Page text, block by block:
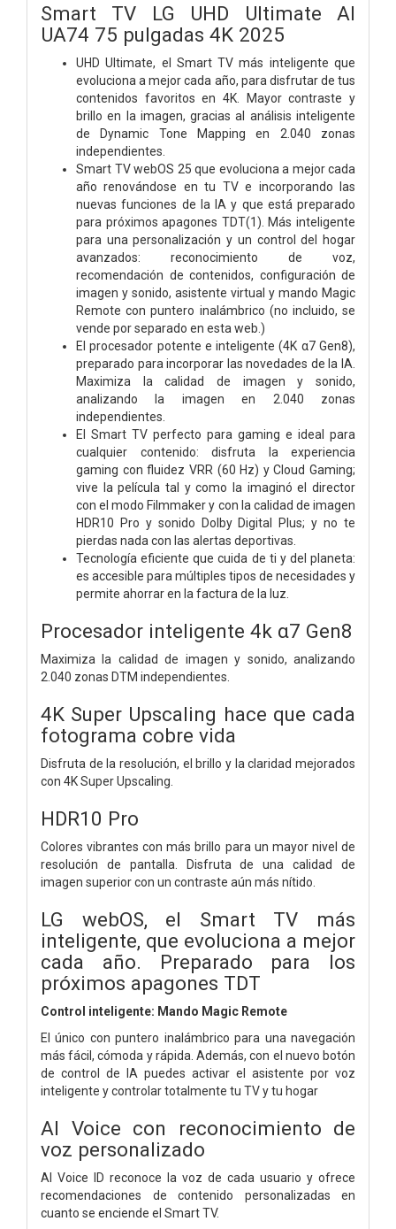
Smart TV LG UHD Ultimate AI
UA74 75 pulgadas 4K 2025
UHD Ultimate, el Smart TV más inteligente que
evoluciona a mejor cada año, para disfrutar de tus
contenidos favoritos en 4K. Mayor contraste y
brillo en la imagen, gracias al análisis inteligente
de Dynamic Tone Mapping en 2.040 zonas
independientes.
Smart TV webOS 25 que evoluciona a mejor cada
año renovándose en tu TV e incorporando las
nuevas funciones de la IA y que está preparado
para próximos apagones TDT(1). Más inteligente
para una personalización y un control del hogar
avanzados: reconocimiento de voz,
recomendación de contenidos, configuración de
imagen y sonido, asistente virtual y mando Magic
Remote con puntero inalámbrico (no incluido, se
vende por separado en esta web.)
El procesador potente e inteligente (4K α7 Gen8),
preparado para incorporar las novedades de la IA.
Maximiza la calidad de imagen y sonido,
analizando la imagen en 2.040 zonas
independientes.
El Smart TV perfecto para gaming e ideal para
cualquier contenido: disfruta la experiencia
gaming con fluidez VRR (60 Hz) y Cloud Gaming;
vive la película tal y como la imaginó el director
con el modo Filmmaker y con la calidad de imagen
HDR10 Pro y sonido Dolby Digital Plus; y no te
pierdas nada con las alertas deportivas.
Tecnología eficiente que cuida de ti y del planeta:
es accesible para múltiples tipos de necesidades y
permite ahorrar en la factura de la luz.
Procesador inteligente 4k α7 Gen8
Maximiza la calidad de imagen y sonido, analizando
2.040 zonas DTM independientes.
4K Super Upscaling hace que cada
fotograma cobre vida
Disfruta de la resolución, el brillo y la claridad mejorados
con 4K Super Upscaling.
HDR10 Pro
Colores vibrantes con más brillo para un mayor nivel de
resolución de pantalla. Disfruta de una calidad de
imagen superior con un contraste aún más nítido.
LG webOS, el Smart TV más
inteligente, que evoluciona a mejor
cada año. Preparado para los
próximos apagones TDT
Control inteligente: Mando Magic Remote
El único con puntero inalámbrico para una navegación
más fácil, cómoda y rápida. Además, con el nuevo botón
de control de IA puedes activar el asistente por voz
inteligente y controlar totalmente tu TV y tu hogar
AI Voice con reconocimiento de
voz personalizado
AI Voice ID reconoce la voz de cada usuario y ofrece
recomendaciones de contenido personalizadas en
cuanto se enciende el Smart TV.